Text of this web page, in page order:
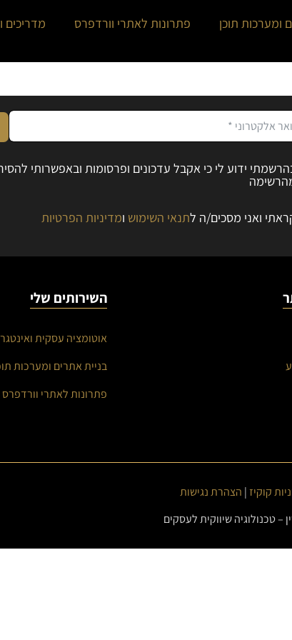
ומערכות תוכן פתרונות לאתרי וורדפרס מדריכים
ידוע לי כי אקבל עדכונים ופרסומות ובאפשרותי
ואני מסכים/ה לתנאי השימוש ומדיניות הפרטיות
השירותים שלי
אוטומציה עסקית
בניית אתרים ומערכות
פתרונות לאתרי וורדפרס
קוקיז | הצהרת נגישות